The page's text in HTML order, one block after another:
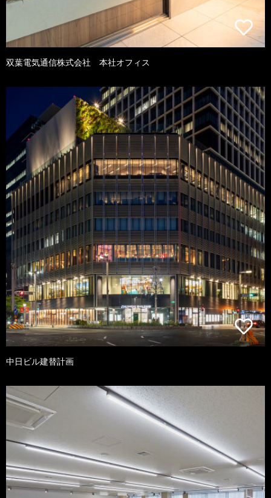
双葉電気通信株式会社 本社オフィス
中日ビル建替計画